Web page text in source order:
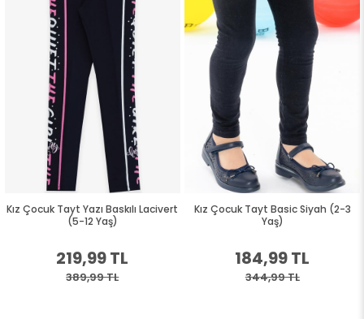
Kız Çocuk Tayt Yazı Baskılı Lacivert
(5-12 Yaş)
219,99 TL
389,99 TL
Kız Çocuk Tayt Basic Siyah (2-3
Yaş)
184,99 TL
344,99 TL